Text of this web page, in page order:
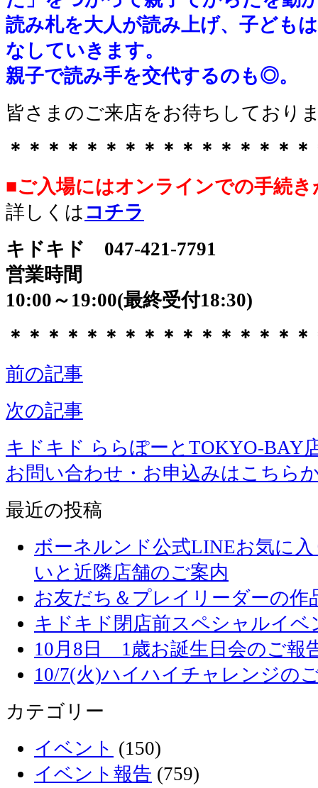
読み札を大人が読み上げ、子ども
なしていきます。
親子で読み手を交代するのも◎。
皆さまのご来店をお待ちしており
＊＊＊＊＊＊＊＊＊＊＊＊＊＊＊
■ご入場にはオンラインでの手続
詳しくは コチラ
キドキド 047-421-7791
営業時間
10:00～19:00(最終受付18:30)
＊＊＊＊＊＊＊＊＊＊＊＊＊＊＊
前の記事
次の記事
キドキド ららぽーとTOKYO-BAY
お問い合わせ・お申込みはこちら
最近の投稿
ボーネルンド公式LINEお気に
いと近隣店舗のご案内
お友だち＆プレイリーダーの作
キドキド閉店前スペシャルイベ
10月8日 1歳お誕生日会のご報
10/7(火)ハイハイチャレンジの
カテゴリー
イベント (150)
イベント報告 (759)